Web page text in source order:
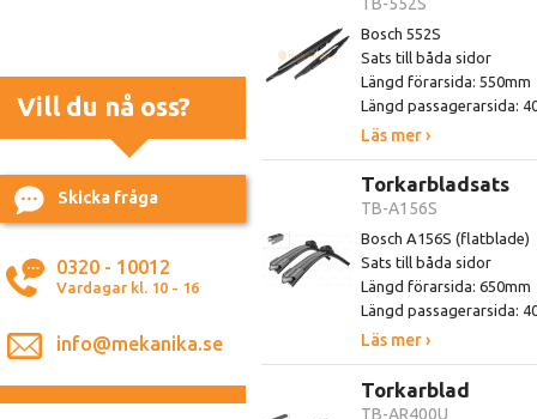
Vill du nå oss?
Skicka fråga
0320 - 10012
Vardagar kl. 10 - 16
info@mekanika.se
Bosch 552S
Sats till båda sidor
Längd förarsida: 550mm
Längd passagerarsida:
Läs mer ›
Torkarbladsats
TB-A156S
Bosch A156S (flatblade)
Sats till båda sidor
Längd förarsida: 650mm
Längd passagerarsida:
Läs mer ›
Torkarblad
TB-AR400U